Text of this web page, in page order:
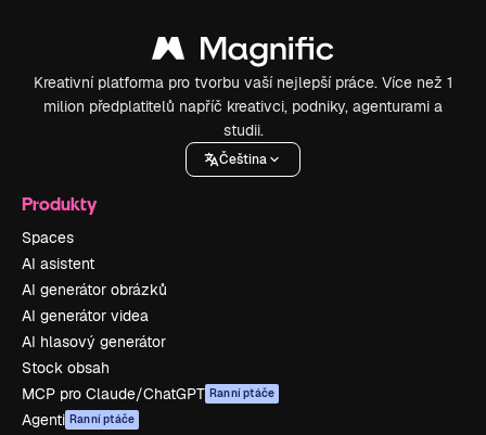
Kreativní platforma pro tvorbu vaší nejlepší práce. Více než 1
milion předplatitelů napříč kreativci, podniky, agenturami a
studii.
Čeština
Produkty
Spaces
AI asistent
AI generátor obrázků
AI generátor videa
AI hlasový generátor
Stock obsah
MCP pro Claude/ChatGPT Ranní ptáče
Agenti Ranní ptáče